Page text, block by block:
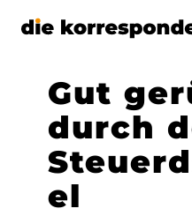
Zum
Gut
durch
el